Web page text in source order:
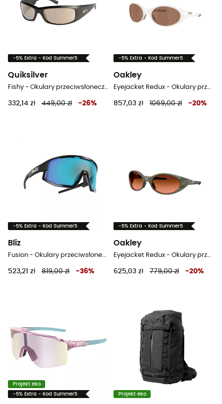
-5% Extra - Kod Summer5
Quiksilver
Fishy - Okulary przeciwsłoneczne meski
332,14 zł 449,00 zł -26%
-5% Extra - Kod Summer5
Oakley
Eyejacket Redux - Okulary przeciwsłoneczne
857,03 zł 1069,00 zł -20%
-5% Extra - Kod Summer5
Bliz
Fusion - Okulary przeciwsłoneczne
523,21 zł 819,00 zł -36%
-5% Extra - Kod Summer5
Oakley
Eyejacket Redux - Okulary przeciwsłoneczne
625,03 zł 779,00 zł -20%
Projekt eko
-5% Extra - Kod Summer5 Projekt eko